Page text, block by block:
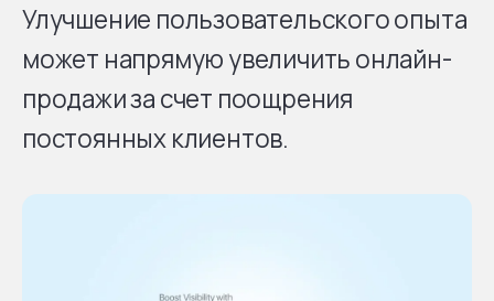
Улучшение пользовательского опыта
может напрямую увеличить онлайн-
продажи за счет поощрения
постоянных клиентов.